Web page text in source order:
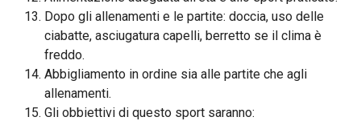
Dopo gli allenamenti e le partite: doccia, uso delle
ciabatte, asciugatura capelli, berretto se il clima è
freddo.
Abbigliamento in ordine sia alle partite che agli
allenamenti.
Gli obbiettivi di questo sport saranno: